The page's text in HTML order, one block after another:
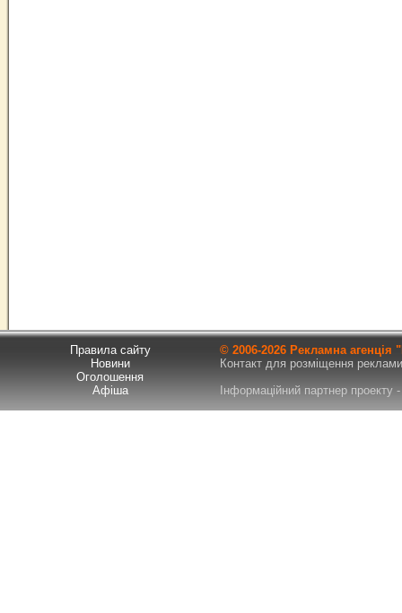
Правила сайту
Новини
Оголошення
Афіша
© 2006-2026 Рекламна
Контакт для розміщення
Інформаційний партнер проекту